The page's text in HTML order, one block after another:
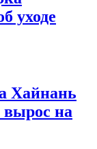
уходе
Хайнань
вырос на